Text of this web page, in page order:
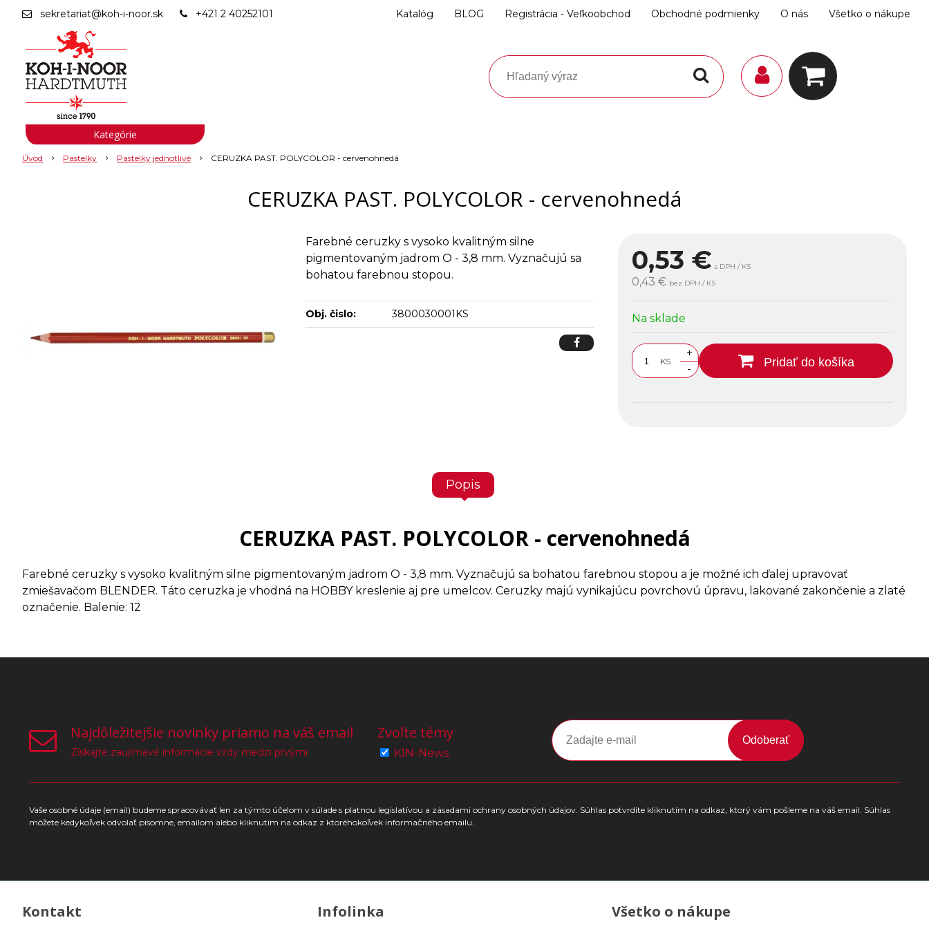
sekretariat@koh-i-noor.sk +421 2 40252101 Katalóg BLOG Registrácia - Veľkoobchod Obchodné podmienky O nás Všetko o nákupe
Úvod Pastelky Pastelky jednotlivé CERUZKA PAST. POLYCOLOR - cervenohnedá
CERUZKA PAST. POLYCOLOR - cervenohnedá
0,53 € s DPH / KS
0,43 € bez DPH / KS
Na sklade
KS
+
-
Pridať do košíka
Farebné ceruzky s vysoko kvalitným silne
pigmentovaným jadrom O - 3,8 mm. Vyznačujú sa
bohatou farebnou stopou.
Obj. čislo: 3800030001KS
Popis
CERUZKA PAST. POLYCOLOR - cervenohnedá
Farebné ceruzky s vysoko kvalitným silne pigmentovaným jadrom O - 3,8 mm. Vyznačujú sa bohatou farebnou stopou a je možné ich ďalej upravovať
zmiešavačom BLENDER. Táto ceruzka je vhodná na HOBBY kreslenie aj pre umelcov. Ceruzky majú vynikajúcu povrchovú úpravu, lakované zakončenie a zlaté
označenie. Balenie: 12
Kategórie
Najdôležitejšie novinky priamo na váš email
Získajte zaujímavé informácie vždy medzi prvými
Zvoľte témy
KIN-News
Odoberať
Vaše osobné údaje (email) budeme spracovávať len za týmto účelom v súlade s platnou legislatívou a zásadami ochrany osobných údajov. Súhlas potvrdíte kliknutím na odkaz, ktorý vám pošleme na váš email. Súhlas
môžete kedykoľvek odvolať písomne, emailom alebo kliknutím na odkaz z ktoréhokoľvek informačného emailu.
Kontakt Infolinka Všetko o nákupe